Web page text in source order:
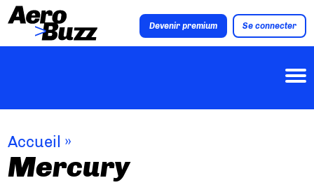
Devenir premium Se connecter
Accueil »
Mercury